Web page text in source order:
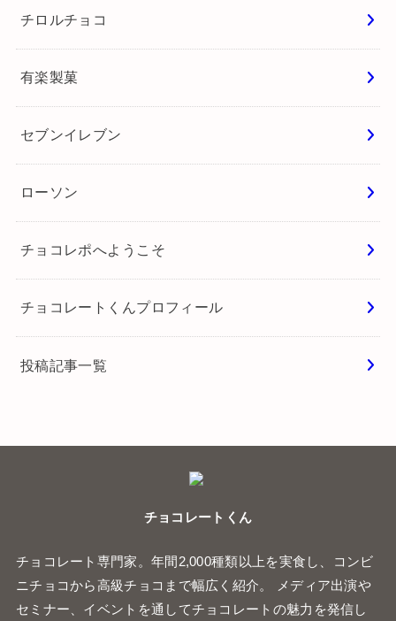
チロルチョコ
有楽製菓
セブンイレブン
ローソン
チョコレポへようこそ
チョコレートくんプロフィール
投稿記事一覧
チョコレートくん
チョコレート専門家。年間2,000種類以上を実食し、コンビ
ニチョコから高級チョコまで幅広く紹介。 メディア出演や
セミナー、イベントを通してチョコレートの魅力を発信し